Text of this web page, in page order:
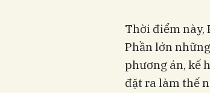
Thời điểm này,
Phần lớn
phương án, kế
đặt ra làm thế